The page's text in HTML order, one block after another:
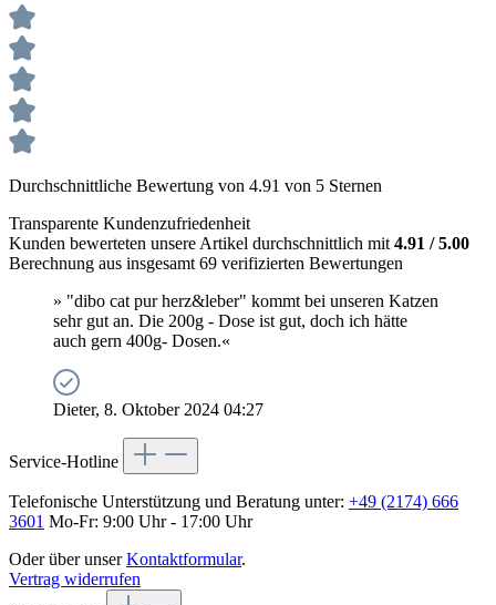
Durchschnittliche Bewertung von 4.91 von 5 Sternen
Transparente Kundenzufriedenheit
Kunden bewerteten unsere Artikel durchschnittlich mit 4.91 / 5.00
Berechnung aus insgesamt 69 verifizierten Bewertungen
» "dibo cat pur herz&leber" kommt bei unseren Katzen
sehr gut an. Die 200g - Dose ist gut, doch ich hätte
auch gern 400g- Dosen.«
Dieter, 8. Oktober 2024 04:27
Service-Hotline
Telefonische Unterstützung und Beratung unter: +49 (2174) 666
3601 Mo-Fr: 9:00 Uhr - 17:00 Uhr
Oder über unserKontaktformular.
Vertrag widerrufen